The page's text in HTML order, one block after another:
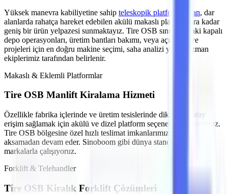
Yüksek manevra kabiliyetine sahip teleskopik platformlardan, dar
alanlarda rahatça hareket edebilen akülü makaslı platformlara kadar
geniş bir ürün yelpazesi sunmaktayız. Tire OSB sınırlarındaki kapalı
depo operasyonları, üretim bantları bakımı, veya açık şantiye
projeleri için en doğru makine seçimi, saha analizi yapan uzman
ekiplerimiz tarafından belirlenir.
Makaslı & Eklemli Platformlar
Tire OSB Manlift Kiralama Hizmeti
Özellikle fabrika içlerinde ve üretim tesislerinde dikey ve yatay
erişim sağlamak için akülü ve dizel platform seçenekleri sunuyoruz.
Tire OSB bölgesine özel hızlı teslimat imkanlarımızla işleriniz
aksamadan devam eder. Sinoboom gibi dünya standartlarındaki
markalarla çalışıyoruz.
Forklift & Telehandler
Tire OSB Kiralık Forklift Çözümleri